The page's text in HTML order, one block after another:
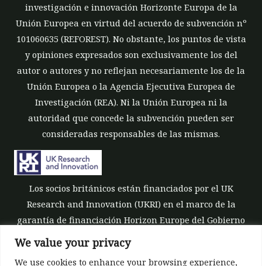
We value your privacy
We use cookies to enhance your browsing experience,
investigación e innovación Horizonte Europa de la
Unión Europea en virtud del acuerdo de subvención nº
101060635 (REFOREST). No obstante, los puntos de vista
y opiniones expresados son exclusivamente los del
autor o autores y no reflejan necesariamente los de la
Unión Europea o la Agencia Ejecutiva Europea de
Investigación (REA). Ni la Unión Europea ni la
autoridad que concede la subvención pueden ser
consideradas responsables de las mismas.
Los socios británicos están financiados por el UK
Research and Innovation (UKRI) en el marco de la
garantía de financiación Horizon Europe del Gobierno
del Reino Unido [número de subvención 10039700].